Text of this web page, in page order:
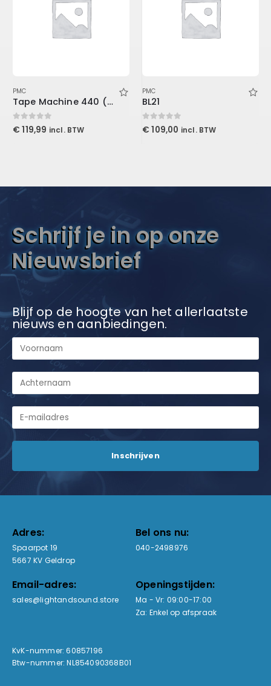
PMC
Tape Machine 440 (Download)
0out of 5
€ 119,99 incl. BTW
PMC
BL21
0out of 5
€ 109,00 incl. BTW
Schrijf je in op onze
Nieuwsbrief
Blijf op de hoogte van het allerlaatste
nieuws en aanbiedingen.
Adres:
Spaarpot 19
5667 KV Geldrop
Bel ons nu:
040-2498976
Email-adres:
sales@lightandsound.store
Openingstijden:
Ma - Vr: 09:00-17:00
Za: Enkel op afspraak
KvK-nummer: 60857196
Btw-nummer: NL854090368B01